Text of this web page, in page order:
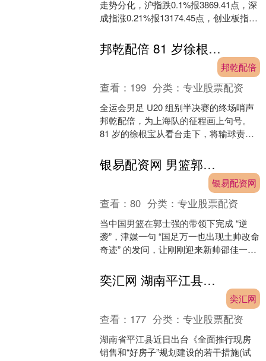
走势分化，沪指跌0.1%报3869.41点，深
成指涨0.21%报13174.45点，创业板指涨
邦乾配倍 81 岁徐根宝：揽责离场，“最后一次” 背后是一生足球情
邦乾配倍
查看： 199 分类：专业股票配资
全运会男足 U20 组别半决赛的终场哨声
邦乾配倍，为上海队的征程画上句号。
81 岁的徐根宝从看台走下，将输球责任
现目标”。这....
银易配资网 男篮郭士强逆袭！国足邵佳一，能复制土帅改命奇迹吗？
银易配资网
查看：80 分类：专业股票配资
当中国男篮在郭士强的带领下完成 “逆
袭”，津媒一句 “国足万一也出现土帅改命
奇迹” 的发问，让刚刚迎来新帅邵佳一的
到国足帅位，....
奕汇网 湖南平江县拟全面推行现房销售
奕汇网
查看： 177 分类：专业股票配资
湖南省平江县近日出台《全面推行现房
销售和“好房子”规划建设的若干措施(试